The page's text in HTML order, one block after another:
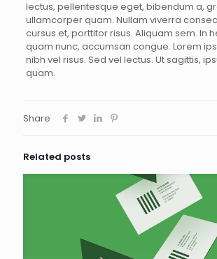
lectus, pellentesque eget, bibendum a,
ullamcorper quam. Nullam viverra
cursus et, porttitor risus. Aliquam sem. In
quam nunc, accumsan congue. Lorem
nibh vel risus. Sed vel lectus. Ut sagittis,
quam.
Share
Related posts